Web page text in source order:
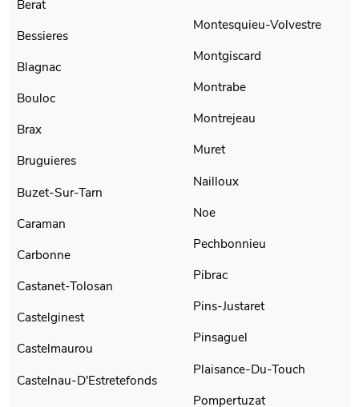
Berat
Bessieres
Blagnac
Bouloc
Brax
Bruguieres
Buzet-Sur-Tarn
Caraman
Carbonne
Castanet-Tolosan
Castelginest
Castelmaurou
Castelnau-D'Estretefonds
Montesquieu-Volvestre
Montgiscard
Montrabe
Montrejeau
Muret
Nailloux
Noe
Pechbonnieu
Pibrac
Pins-Justaret
Pinsaguel
Plaisance-Du-Touch
Pompertuzat